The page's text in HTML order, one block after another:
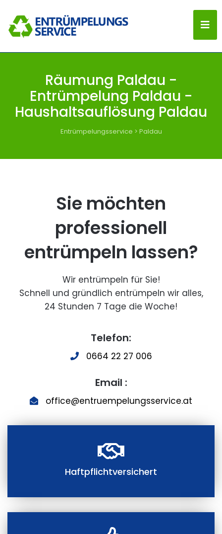
Räumung Paldau -
Entrümpelung Paldau -
Haushaltsauflösung Paldau
Entrümpelungsservice > Paldau
Sie möchten
professionell
entrümpeln lassen?
Wir entrümpeln für Sie!
Schnell und gründlich entrümpeln wir alles,
24 Stunden 7 Tage die Woche!
Telefon:
0664 22 27 006
Email :
office@entruempelungsservice.at
Haftpflichtversichert